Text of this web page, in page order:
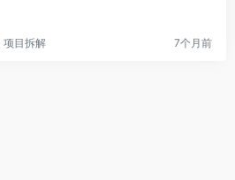
项目拆解 7个月前